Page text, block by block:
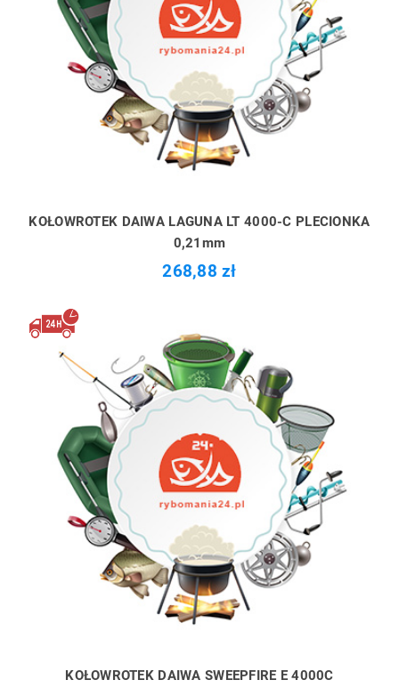
KOŁOWROTEK DAIWA LAGUNA LT 4000-C PLECIONKA
0,21mm
268,88 zł
KOŁOWROTEK DAIWA SWEEPFIRE E 4000C